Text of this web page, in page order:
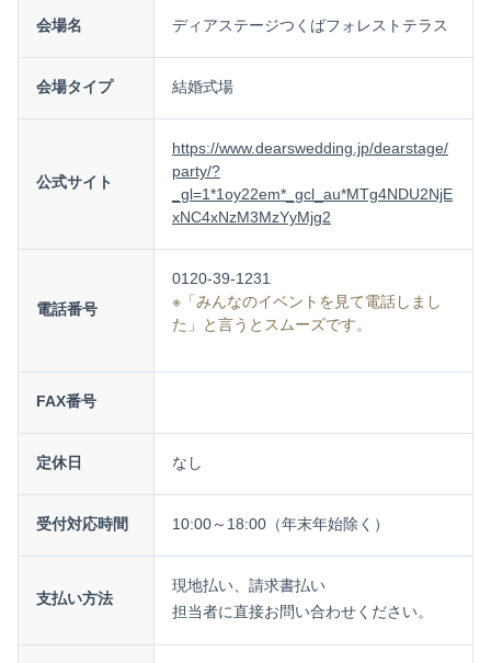
会場名 ディアステージつくばフォレストテラス
会場タイプ 結婚式場
公式サイト
https://www.dearswedding.jp/dearstage/
party/?
_gl=1*1oy22em*_gcl_au*MTg4NDU2NjE
xNC4xNzM3MzYyMjg2
電話番号
0120-39-1231
※「みんなのイベントを見て電話しまし
た」と言うとスムーズです。
FAX番号
定休日 なし
受付対応時間 10:00～18:00（年末年始除く）
支払い方法
現地払い、請求書払い
担当者に直接お問い合わせください。